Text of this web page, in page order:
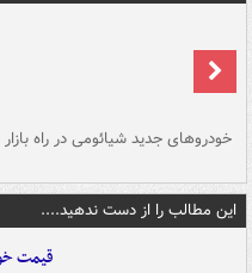
خودروهای جدید شیائومی در راه بازار
این مطالب را از دست ندهید....
قیمت